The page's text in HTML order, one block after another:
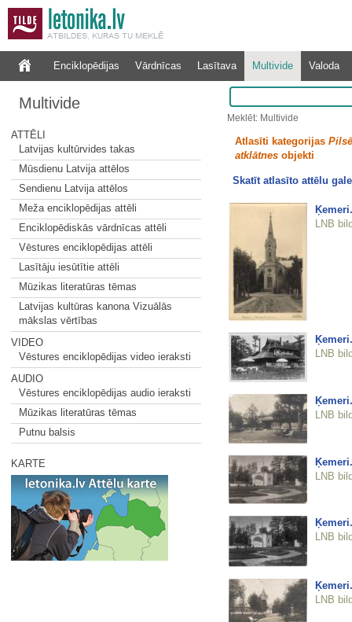
Enciklopēdijas Vārdnīcas Lasītava Multivide Valoda
Multivide
ATTĒLI
Latvijas kultūrvides takas
Mūsdienu Latvija attēlos
Sendienu Latvija attēlos
Meža enciklopēdijas attēli
Enciklopēdiskās vārdnīcas attēli
Vēstures enciklopēdijas attēli
Lasītāju iesūtītie attēli
Mūzikas literatūras tēmas
Latvijas kultūras kanona Vizuālās
mākslas vērtības
VIDEO
Vēstures enciklopēdijas video ieraksti
AUDIO
Vēstures enciklopēdijas audio ieraksti
Mūzikas literatūras tēmas
Putnu balsis
KARTE
Meklēt: Multivide
Atlasīti kategorijas
atklātnesobjekti
Skatīt atlasīto attēlu
LNB
LNB
LNB
LNB
LNB
LNB